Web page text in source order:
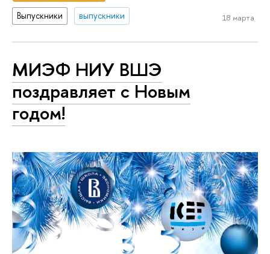
Выпускники
выпускники 18 марта
МИЭФ НИУ ВШЭ
поздравляет с Новым
годом!